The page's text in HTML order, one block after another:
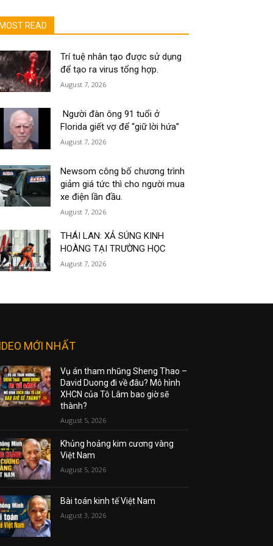
MOST READ
Trí tuệ nhân tạo được sử dụng
để tạo ra virus tổng hợp.
August 7, 2026
Người đàn ông 91 tuổi ở
Florida giết vợ để “giữ lời hứa”
August 7, 2026
Newsom công bố chương trình
giảm giá tức thì cho người mua
xe điện lần đầu.
August 7, 2026
THÁI LAN: XẢ SÚNG KINH
HOÀNG TẠI TRƯỜNG HỌC
August 7, 2026
MỚI NHẤT
Vụ án tham nhũng Sheng Thao –
David Duong đi về đâu? Mô hình
XHCN của Tô Lâm bao giờ sẽ
thành?
August 5, 2026
Khủng hoảng kim cương vàng
Việt Nam
August 5, 2026
Bài toán kinh tế Việt Nam
August 3, 2026